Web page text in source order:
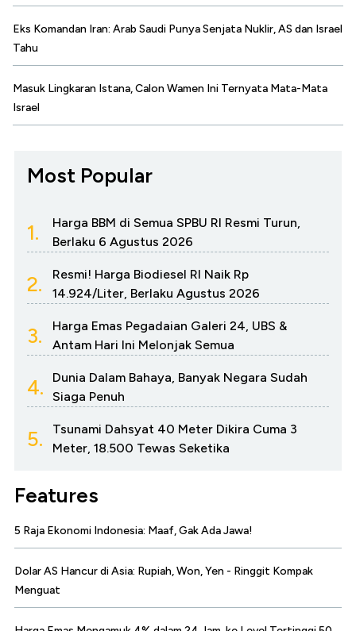
Eks Komandan Iran: Arab Saudi Punya Senjata Nuklir, AS dan Israel
Tahu
Masuk Lingkaran Istana, Calon Wamen Ini Ternyata Mata-Mata
Israel
Most Popular
1.
Harga BBM di Semua SPBU RI Resmi Turun,
Berlaku 6 Agustus 2026
2.
Resmi! Harga Biodiesel RI Naik Rp
14.924/Liter, Berlaku Agustus 2026
3.
Harga Emas Pegadaian Galeri 24, UBS &
Antam Hari Ini Melonjak Semua
4.
Dunia Dalam Bahaya, Banyak Negara Sudah
Siaga Penuh
5.
Tsunami Dahsyat 40 Meter Dikira Cuma 3
Meter, 18.500 Tewas Seketika
Features
5 Raja Ekonomi Indonesia: Maaf, Gak Ada Jawa!
Dolar AS Hancur di Asia: Rupiah, Won, Yen - Ringgit Kompak
Menguat